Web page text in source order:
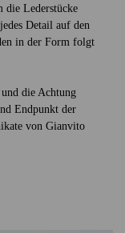
die Lederstücke
Detail auf den
in der Form folgt
die Achtung
Endpunkt der
von Gianvito